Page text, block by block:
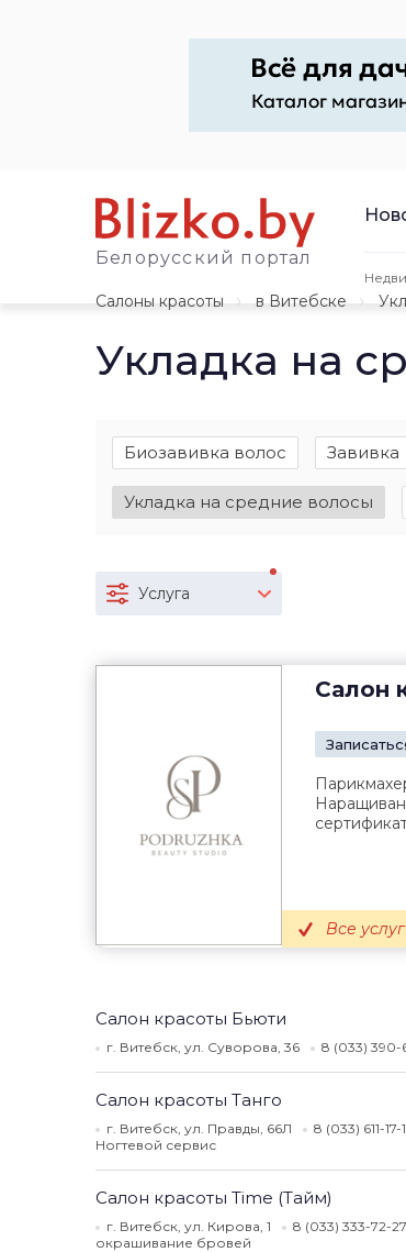
Белорусский портал
Салоны красоты
в Витебске
Укладка на
Биозавивка волос Завивка
Укладка на средние волосы
Услуга
Салон
Все
Салон красоты Бьюти
г. Витебск, ул. Суворова, 36 8 (033) 390-
Салон красоты Танго
г. Витебск, ул. Правды, 66Л 8 (033) 611-17-
Ногтевой сервис
Салон красоты Time (Тайм)
г. Витебск, ул. Кирова, 1 8 (033) 333-72-27
окрашивание бровей